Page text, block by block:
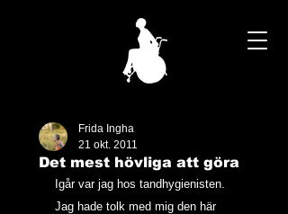
Det mest hövliga att göra
Frida Ingha
21 okt. 2011
Igår var jag hos tandhygienisten.
Jag hade tolk med mig den här